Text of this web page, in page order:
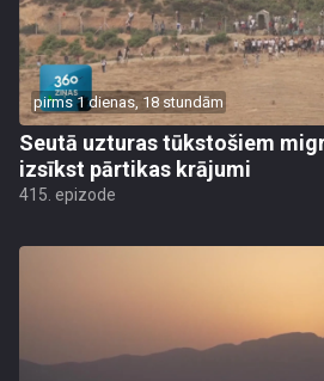
pirms 1 dienas, 18 stundām
Seutā uzturas tūkstošiem
izsīkst pārtikas krājumi
415. epizode